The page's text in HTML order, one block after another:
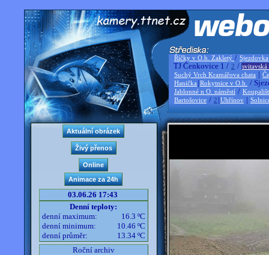
Říčky v O.h. Zakletý / Sjezdovka
TJ Čenkovice 1 / 2 / svitavská
Suchý Vrch Kramářova chata |
Hanička |Rokytnice v O.h. /
Jablonné n O. náměstí /
Bartošovice / 2 |Uhřínov |
03.06.26 17:43
Denní teploty:
denní maximum:
16.3 ºC
denní minimum:
10.46 ºC
denní průměr:
13.34 ºC
Roční archiv